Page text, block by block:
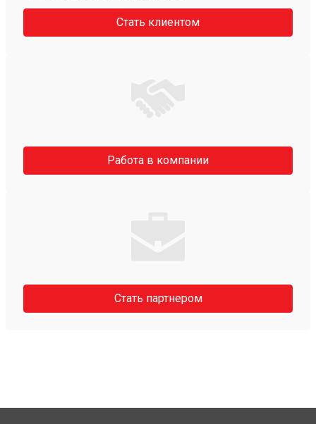
Стать клиентом
Работа в компании
Стать партнером